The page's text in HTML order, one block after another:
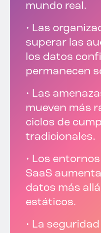
mundo real.
• Las
superar las
los datos
permanecen
• Las
mueven más
ciclos de
tradicionales.
• Los
SaaS
datos más
estáticos.
• La